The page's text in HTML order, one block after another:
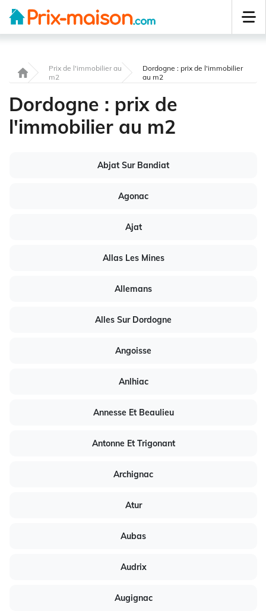
Prix de l'immobilier au
m2
Dordogne : prix de l'immobilier
au m2
Dordogne : prix de
l'immobilier au m2
Abjat Sur Bandiat
Agonac
Ajat
Allas Les Mines
Allemans
Alles Sur Dordogne
Angoisse
Anlhiac
Annesse Et Beaulieu
Antonne Et Trigonant
Archignac
Atur
Aubas
Audrix
Augignac